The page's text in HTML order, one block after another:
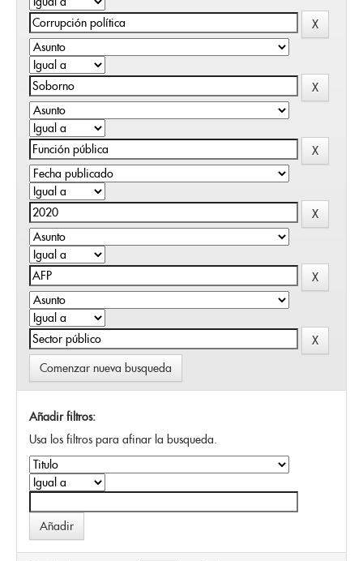
Comenzar nueva busqueda
Añadir filtros:
Usa los filtros para afinar la busqueda.